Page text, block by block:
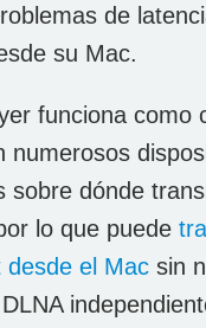
de
su Mac.
funciona como
numerosos
sobre dónde
lo que puede
desde el Mac sin